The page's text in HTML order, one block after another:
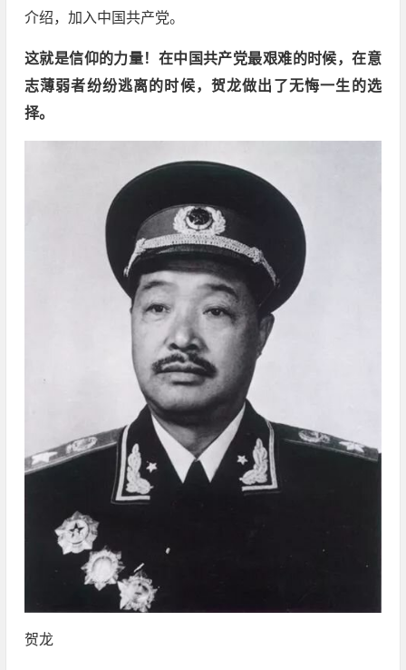
介绍，加入中国共产党。
这就是信仰的力量！在中国共产党最艰难的时候，在意
志薄弱者纷纷逃离的时候，贺龙做出了无悔一生的选
择。
贺龙